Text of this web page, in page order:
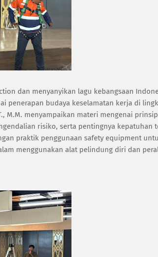
dan menyanyikan lagu kebangsaan
penerapan budaya keselamatan kerja di
M.M. menyampaikan materi mengenai
risiko, serta pentingnya kepatuhan
praktik penggunaan safety equipment
menggunakan alat pelindung diri dan